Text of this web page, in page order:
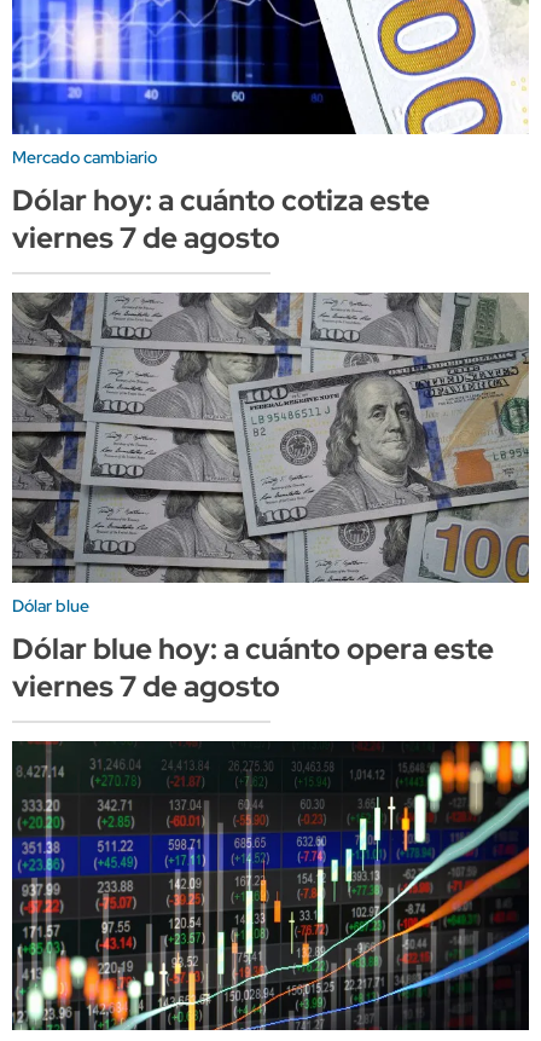
Mercado cambiario
Dólar hoy: a cuánto cotiza este
viernes 7 de agosto
Dólar blue
Dólar blue hoy: a cuánto opera este
viernes 7 de agosto